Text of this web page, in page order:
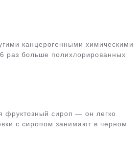
канцерогенными химическими
раз больше полихлорированных
фруктозный сироп — он легко
с сиропом занимают в черном